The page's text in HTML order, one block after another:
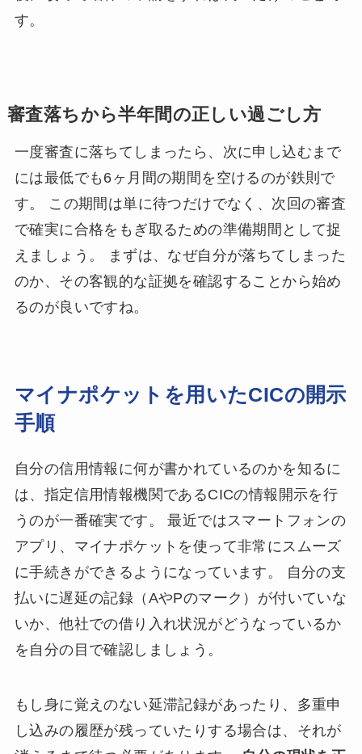
す。
審査落ちから半年間の正しい過ごし方
一度審査に落ちてしまったら、次に申し込むまで
には最低でも6ヶ月間の期間を空けるのが鉄則で
す。 この期間は単に待つだけでなく、次回の審査
で確実に合格をもぎ取るための準備期間として捉
えましょう。 まずは、なぜ自分が落ちてしまった
のか、その客観的な証拠を確認することから始め
るのが良いですね。
マイナポケットを用いたCICの開示
手順
自分の信用情報に何が書かれているのかを知るに
は、指定信用情報機関であるCICの情報開示を行
うのが一番確実です。 最近ではスマートフォンの
アプリ、マイナポケットを使って非常にスムーズ
に手続きができるようになっています。 自分の支
払いに遅延の記録（AやPのマーク）が付いていな
いか、他社での借り入れ状況がどうなっているか
を自分の目で確認しましょう。
もし身に覚えのない延滞記録があったり、多重申
し込みの履歴が残っていたりする場合は、それが